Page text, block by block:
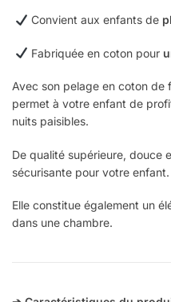
Convient aux enfants de
Fabriquée en coton pour
Avec son pelage en coton
permet à votre enfant de
nuits paisibles.
De qualité supérieure, douce
sécurisante pour votre enfant.
Elle constitue également un
dans une chambre.